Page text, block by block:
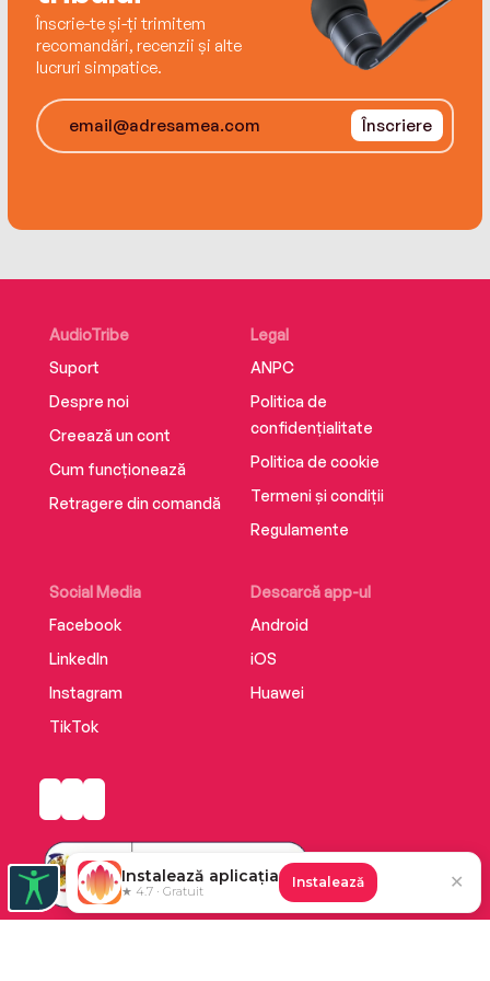
Înscrie-te și-ți trimitem
recomandări, recenzii și alte
lucruri simpatice.
Înscriere
AudioTribe
Suport
Despre noi
Creează un cont
Cum funcționează
Retragere din comandă
Social Media
Facebook
LinkedIn
Instagram
TikTok
Descarcă app-ul
Android
iOS
Huawei
Legal
ANPC
Politica de
confidențialitate
Politica de cookie
Termeni și condiții
Regulamente
Instalează aplicația
★ 4.7 · Gratuit
Instalează ✕